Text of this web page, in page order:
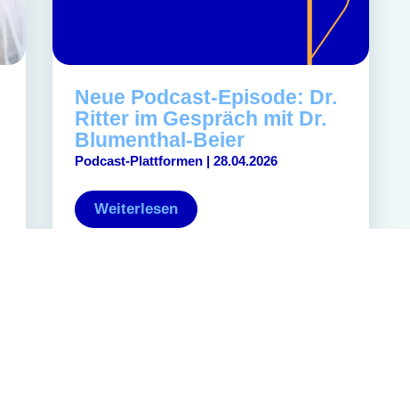
Neue Podcast-Episode: Dr.
Ritter im Gespräch mit Dr.
Blumenthal-Beier
Podcast-Plattformen | 28.04.2026
Weiterlesen